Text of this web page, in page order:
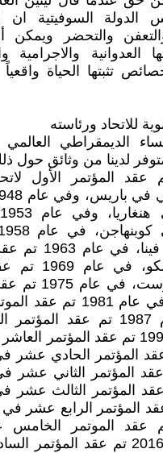
الدولة السوفيتية ان
والتحضر
والاجرامية
تثبتها الحياة
الديمقراطي
لدينا من وثائق حول
عام 1945 تم عقد المؤتمر الأول
المؤتمر الرابع في
الخامس في
السادس في
السابع في برلين، في عام
في براغ، في عام 1987 تم عقد
موسكو، في عام 1991 تم عقد المؤتمر
1994 تم عقد المؤتمر الحادي
1998 تم عقد المؤتمر الثاني
2002 تم عقد المؤتمر الثالث
2007 تم عقد المؤتمر الرابع
عام 2012 تم عقد الموتمر
البرازيل، في عام 2016 تم عقد